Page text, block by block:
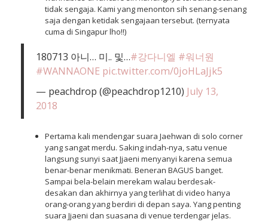
tidak sengaja. Kami yang menonton sih senang-senang
saja dengan ketidak sengajaan tersebut. (ternyata
cuma di Singapur lho!!)
180713 아니… 미.. 및…#강다니엘 #워너원
#WANNAONE pic.twitter.com/0joHLaJjk5
— peachdrop (@peachdrop1210) July 13,
2018
Pertama kali mendengar suara Jaehwan di solo corner
yang sangat merdu. Saking indah-nya, satu venue
langsung sunyi saat Jjaeni menyanyi karena semua
benar-benar menikmati. Beneran BAGUS banget.
Sampai bela-belain merekam walau berdesak-
desakan dan akhirnya yang terlihat di video hanya
orang-orang yang berdiri di depan saya. Yang penting
suara Jjaeni dan suasana di venue terdengar jelas.